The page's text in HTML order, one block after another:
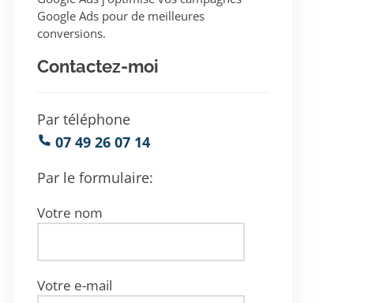
Google Ads pour de meilleures
conversions.
Contactez-moi
Par téléphone
07 49 26 07 14
Par le formulaire:
Votre nom
Votre e-mail